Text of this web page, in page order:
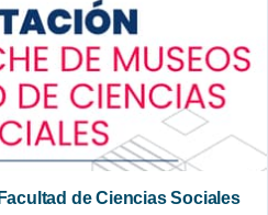
de Ciencias Sociales